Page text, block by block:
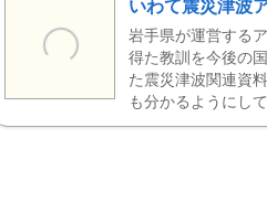
いわて震災津波
岩手県が運営する
得た教訓を今後の
た震災津波関連資
も分かるようにして